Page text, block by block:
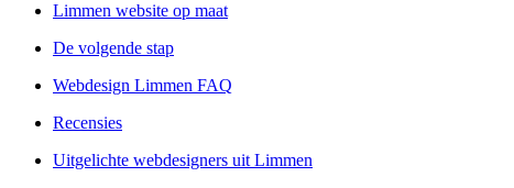
Limmen website op maat
De volgende stap
Webdesign Limmen FAQ
Recensies
Uitgelichte webdesigners uit Limmen